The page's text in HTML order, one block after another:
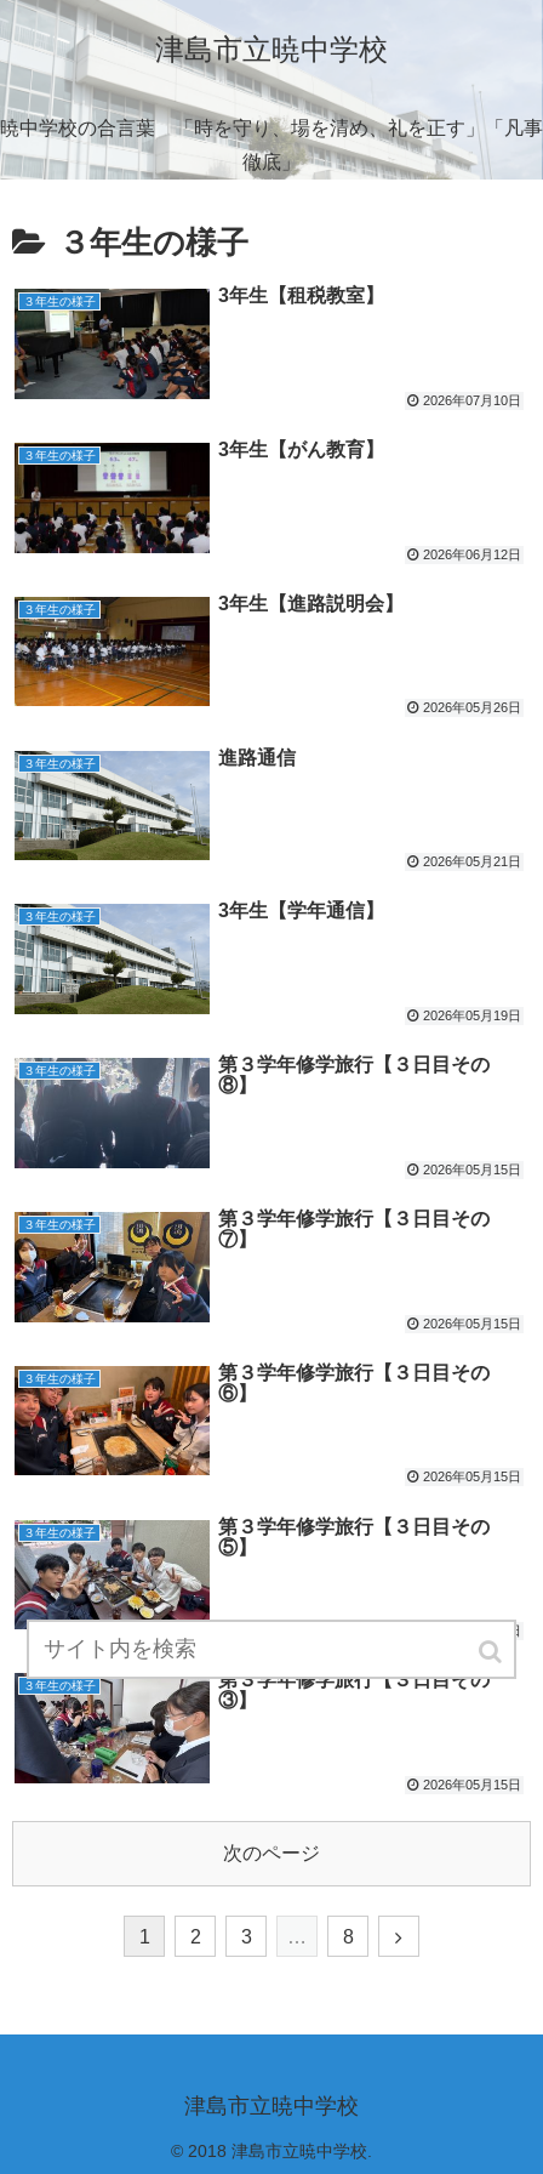
津島市立暁中学校
暁中学校の合言葉 「時を守り、場を清め、礼を正す」「凡事
徹底」
３年生の様子
３年生の様子 3年生【租税教室】
2026年07月10日
３年生の様子 3年生【がん教育】
2026年06月12日
３年生の様子 3年生【進路説明会】
2026年05月26日
３年生の様子 進路通信
2026年05月21日
３年生の様子 3年生【学年通信】
2026年05月19日
３年生の様子
第３学年修学旅行【３日目その
⑧】
2026年05月15日
３年生の様子
第３学年修学旅行【３日目その
⑦】
2026年05月15日
３年生の様子
第３学年修学旅行【３日目その
⑥】
2026年05月15日
３年生の様子
第３学年修学旅行【３日目その
⑤】
2026年05月15日
３年生の様子
第３学年修学旅行【３日目その
③】
2026年05月15日
次のページ
1 2 3 … 8
津島市立暁中学校
© 2018 津島市立暁中学校.